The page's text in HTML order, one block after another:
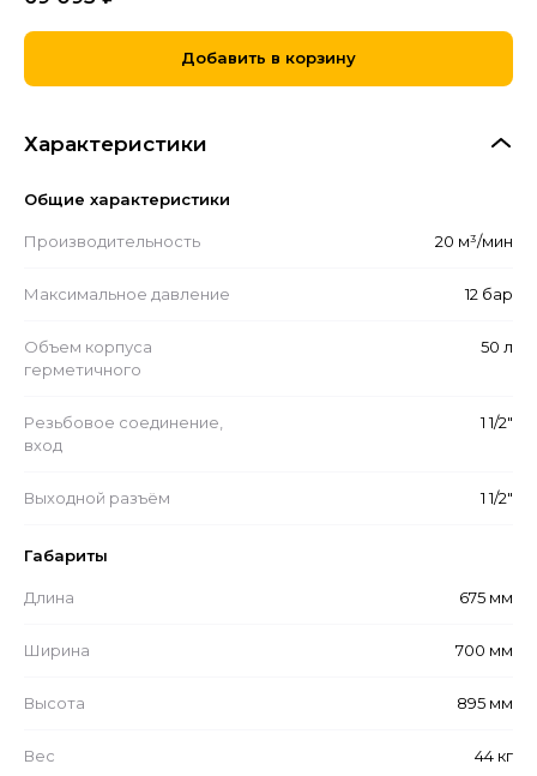
Добавить в корзину
Характеристики
Общие характеристики
Производительность 20 м³/мин
Максимальное давление 12 бар
Объем корпуса
герметичного
50 л
Резьбовое соединение,
вход
1 1/2"
Выходной разъём 1 1/2"
Габариты
Длина 675 мм
Ширина 700 мм
Высота 895 мм
Вес 44 кг